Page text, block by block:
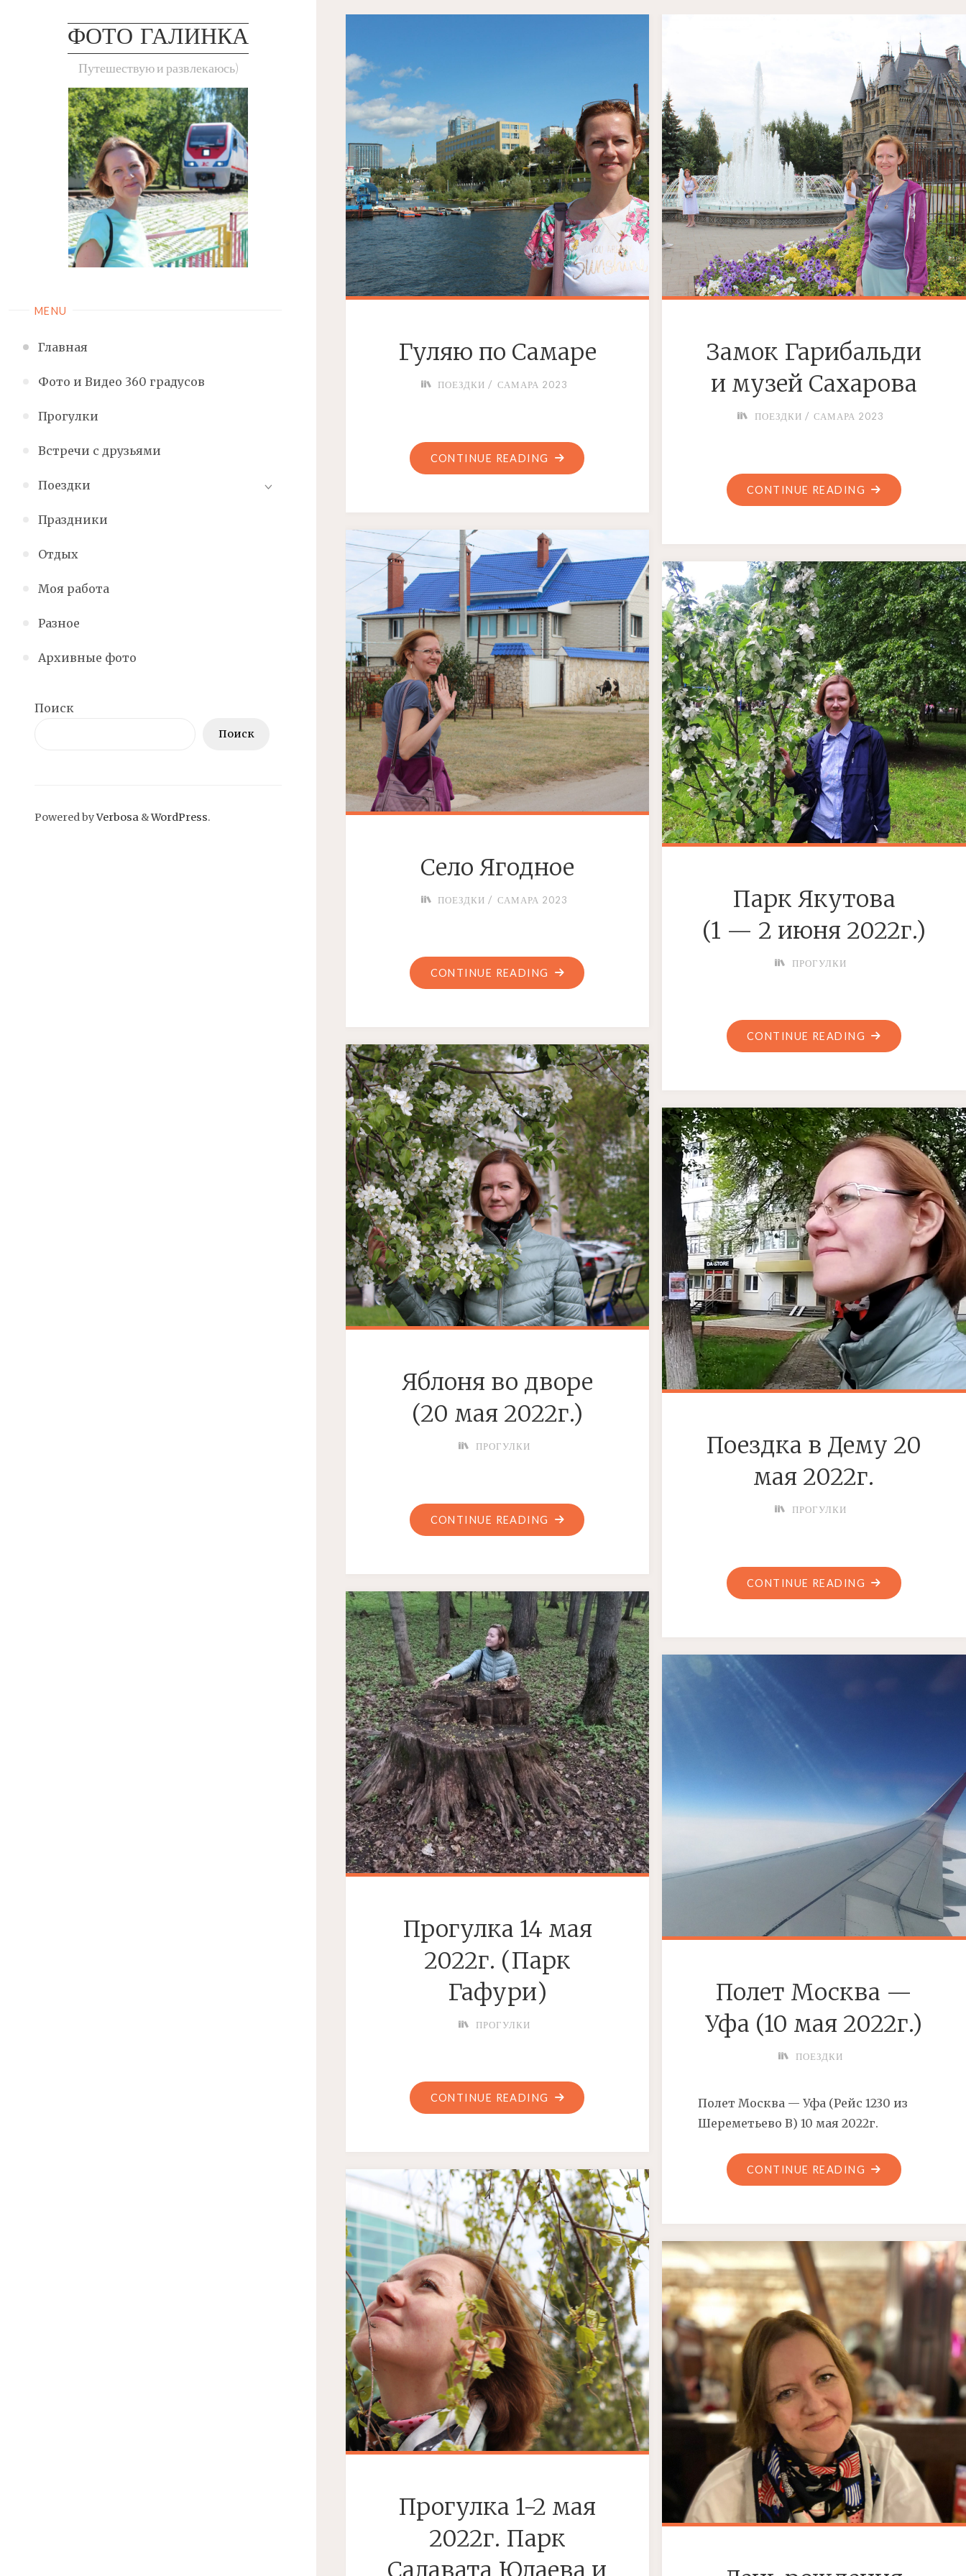
ФОТО ГАЛИНКА
Путешествую и развлекаюсь)
MENU
Главная
Фото и Видео 360 градусов
Прогулки
Встречи с друзьями
Поездки
Праздники
Отдых
Моя работа
Разное
Архивные фото
Поиск
Поиск
Powered byVerbosa &WordPress.
Гуляю по Самаре
ПОЕЗДКИ / САМАРА 2023
CONTINUE READING "ГУЛЯЮ
ПО
Замок Гарибальди
и музей Сахарова
ПОЕЗДКИ / САМАРА 2023
CONTINUE READING "ЗАМОК
ГАРИБАЛЬДИ
САХАРОВА"
Село Ягодное
ПОЕЗДКИ / САМАРА 2023
CONTINUE READING "СЕЛО
ЯГОДНОЕ"
Парк Якутова
(1 — 2 июня 2022г.)
ПРОГУЛКИ
CONTINUE READING "ПАРК
ЯКУТОВА
2
ИЮНЯ
2022Г.)"
Яблоня во дворе
(20 мая 2022г.)
ПРОГУЛКИ
CONTINUE READING "ЯБЛОНЯ
ВО
МАЯ
2022Г.)"
Поездка в Дему 20
мая 2022г.
ПРОГУЛКИ
CONTINUE READING "ПОЕЗДКА
В
Прогулка 14 мая
2022г. (Парк
Гафури)
ПРОГУЛКИ
CONTINUE READING "ПРОГУЛКА
14
(ПАРК
ГАФУРИ)"
Полет Москва —
Уфа (10 мая 2022г.)
ПОЕЗДКИ
Полет Москва — Уфа (Рейс 1230 из
Шереметьево В) 10 мая 2022г.
CONTINUE READING "ПОЛЕТ
МОСКВА
(10
МАЯ
2022Г.)"
Прогулка 1-2 мая
2022г. Парк